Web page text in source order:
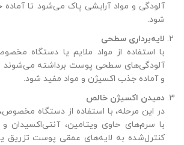
آلودگی و مواد آرایشی پاک می‌شود تا
شود.
لایه‌برداری سطحی
با استفاده از مواد ملایم یا دستگاه
آلودگی‌های سطحی پوست برداشته
و آماده جذب اکسیژن و مواد مفید شود.
دمیدن اکسیژن خالص
در این مرحله، با استفاده از دستگاه
با سرم‌های حاوی ویتامین، آنتی‌اکسیدان و
کنترل‌شده به لایه‌های عمقی پوست تزریق